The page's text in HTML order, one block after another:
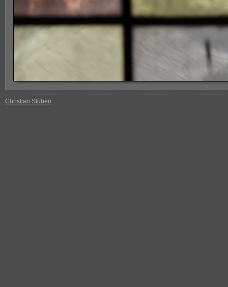
Christian Stüben